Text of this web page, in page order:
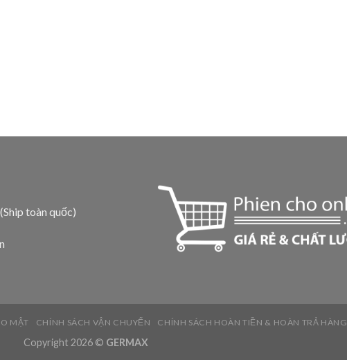
toàn quốc)
MẬT CHÍNH SÁCH VẬN CHUYỂN CHÍNH SÁCH HOÀN TIỀN & HOÀN TRẢ HÀNG
Copyright 2026 © GERMAX